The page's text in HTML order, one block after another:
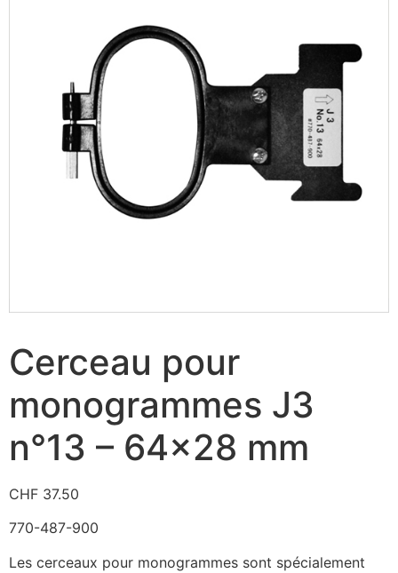
Cerceau pour
monogrammes J3
n°13 – 64×28 mm
CHF 37.50
770-487-900
Les cerceaux pour monogrammes sont spécialement